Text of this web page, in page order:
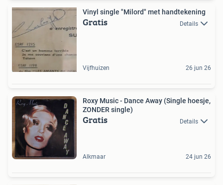
Vinyl single "Milord" met handtekening
Gratis Details
Vijfhuizen 26 jun 26
Roxy Music - Dance Away (Single hoesje,
ZONDER single)
Gratis Details
Alkmaar 24 jun 26